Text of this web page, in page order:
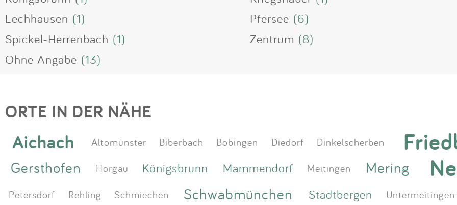
Lechhausen (1) Pfersee (6)
Spickel-Herrenbach (1) Zentrum (8)
Ohne Angabe (13)
ORTE IN DER NÄHE
Aichach Altomünster Biberbach Bobingen Diedorf Dinkelscherben
Gersthofen Horgau Königsbrunn Mammendorf Meitingen Mering
Petersdorf
Rehling Schmiechen Schwabmünchen Stadtbergen Untermeitingen